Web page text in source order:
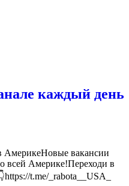
каждый день
АмерикеНовые вакансии
всей Америке!Переходи в
t.me/_rabota__USA_